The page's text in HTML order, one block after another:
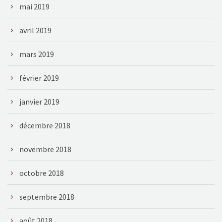
mai 2019
avril 2019
mars 2019
février 2019
janvier 2019
décembre 2018
novembre 2018
octobre 2018
septembre 2018